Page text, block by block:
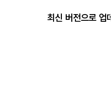
최신 버전으로